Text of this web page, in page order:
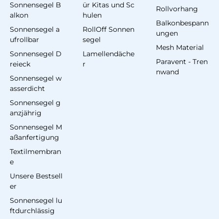
Sonnensegel B
alkon
Sonnensegel a
ufrollbar
Sonnensegel D
reieck
Sonnensegel w
asserdicht
Sonnensegel g
anzjährig
Sonnensegel M
aßanfertigung
Textilmembran
e
Unsere Bestsell
er
Sonnensegel lu
ftdurchlässig
ür Kitas und Sc
hulen
RollOff Sonnen
segel
Lamellendäche
r
Rollvorhang
Balkonbespann
ungen
Mesh Material
Paravent - Tren
nwand